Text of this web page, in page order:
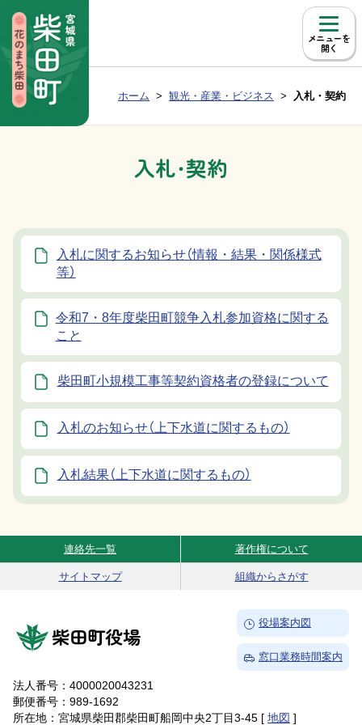
メニュー
Group NAV 現在位置：
ホーム 観光・産業・ビジネス 入札・契約
入札・契約
入札に関するお知らせ（情報・結果・関係様式
等）
令和7・8年度柴田町競争入札参加資格に関する
こと
柴田町小規模工事等契約資格者の登録について
入札のお知らせ（上下水道に関するもの）
入札結果（上下水道に関するもの）
Site Navigation
連絡先一覧 著作権について
サイトマップ 組織からさがす
柴田町役場
→
役場案内図
→
窓口業務時間案内
法人番号：4000020043231
郵便番号：989-1692
所在地：宮城県柴田郡柴田町船岡中央2丁目3-45 [ 地図 ]